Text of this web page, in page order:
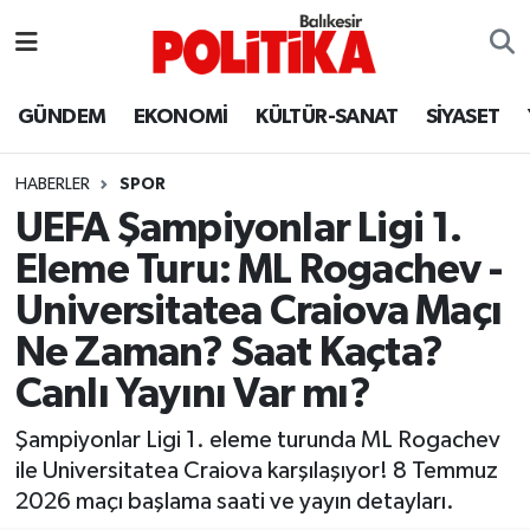
GÜNDEM EKONOMİ KÜLTÜR-SANAT SİYASET
HABERLER SPOR
UEFA Şampiyonlar Ligi 1.
Eleme Turu: ML Rogachev -
Universitatea Craiova Maçı
Ne Zaman? Saat Kaçta?
Canlı Yayını Var mı?
Şampiyonlar Ligi 1. eleme turunda ML Rogachev
ile Universitatea Craiova karşılaşıyor! 8 Temmuz
2026 maçı başlama saati ve yayın detayları.
Ayvalık
Balya
Bandırma
Bigadiç
BİYOGRAFİLER
Burhaniye
ÇEVRE
Balıkesir Hava Durumu
Balıkesir Namaz Vakitleri
Balıkesir Trafik Yoğunluk Haritası
Süper Lig Puan Durumu ve Fikstür
Tüm Manşetler
Son Dakika Haberleri
Haber Arşivi